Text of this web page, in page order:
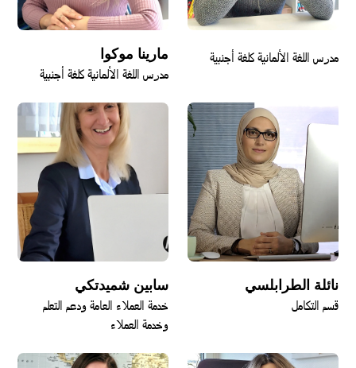
مدرس اللغة الألمانية كلغة أجنبية مارينا موكوا
مدرس اللغة الألمانية كلغة أجنبية
نائلة الطرابلسي
قسم التكامل
سابين شميدتكي
خدمة العملاء العامة ودعم التعلم
وخدمة العملاء